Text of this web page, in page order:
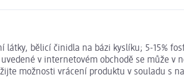
látky, bělicí činidla na bázi kyslíku; 5-15%
v internetovém obchodě se může
možnosti vrácení produktu v souladu s